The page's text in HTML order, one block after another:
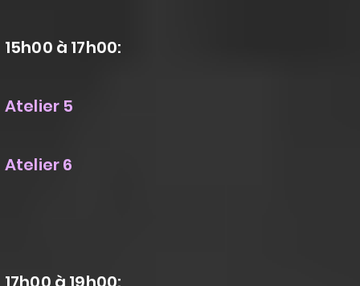
15h00 à 17h00​:
Atelier 5
Atelier 6